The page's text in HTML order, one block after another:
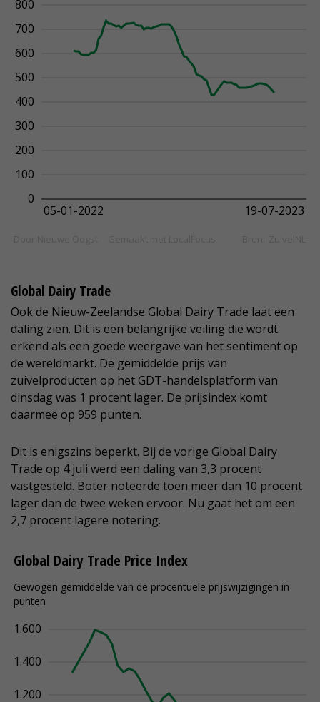
Global Dairy Trade
Ook de Nieuw-Zeelandse Global Dairy Trade laat een
daling zien. Dit is een belangrijke veiling die wordt
erkend als een goede weergave van het sentiment op
de wereldmarkt. De gemiddelde prijs van
zuivelproducten op het GDT-handelsplatform van
dinsdag was 1 procent lager. De prijsindex komt
daarmee op 959 punten.
Dit is enigszins beperkt. Bij de vorige Global Dairy
Trade op 4 juli werd een daling van 3,3 procent
vastgesteld. Boter noteerde toen meer dan 10 procent
lager dan de twee weken ervoor. Nu gaat het om een
2,7 procent lagere notering.